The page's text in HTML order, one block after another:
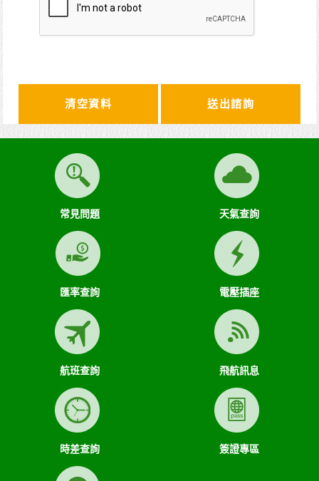
清空資料
常見問題 天氣查詢
匯率查詢 電壓插座
航班查詢 飛航訊息
時差查詢 簽證專區